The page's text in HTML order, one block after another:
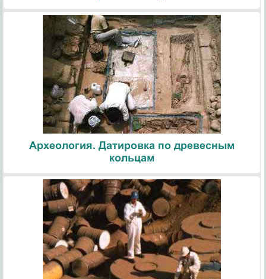
Археология. Датировка по древесным
кольцам